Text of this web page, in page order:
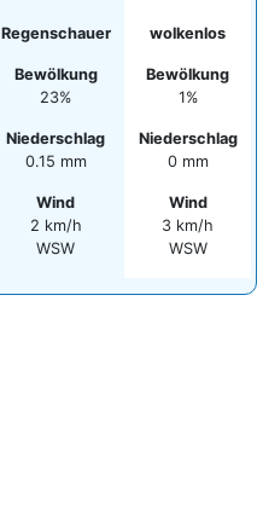
Regenschauer
Bewölkung
23%
Niederschlag
0.15 mm
Wind
2 km/h
WSW
wolkenlos
Bewölkung
1%
Niederschlag
0 mm
Wind
3 km/h
WSW